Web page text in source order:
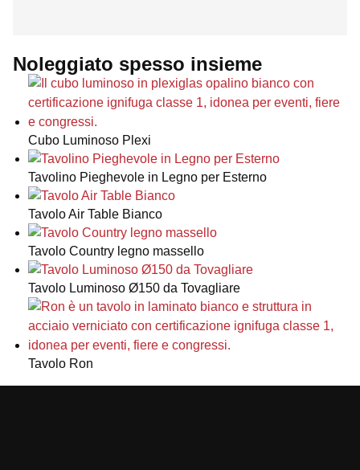
Noleggiato spesso insieme
Cubo Luminoso Plexi
Tavolino Pieghevole in Legno per Esterno
Tavolo Air Table Bianco
Tavolo Country legno massello
Tavolo Luminoso Ø150 da Tovagliare
Tavolo Ron